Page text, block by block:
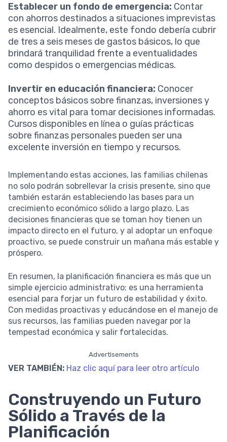
Establecer un fondo de emergencia: Contar
con ahorros destinados a situaciones imprevistas
es esencial. Idealmente, este fondo debería cubrir
de tres a seis meses de gastos básicos, lo que
brindará tranquilidad frente a eventualidades
como despidos o emergencias médicas.
Invertir en educación financiera: Conocer
conceptos básicos sobre finanzas, inversiones y
ahorro es vital para tomar decisiones informadas.
Cursos disponibles en línea o guías prácticas
sobre finanzas personales pueden ser una
excelente inversión en tiempo y recursos.
Implementando estas acciones, las familias chilenas
no solo podrán sobrellevar la crisis presente, sino que
también estarán estableciendo las bases para un
crecimiento económico sólido a largo plazo. Las
decisiones financieras que se toman hoy tienen un
impacto directo en el futuro, y al adoptar un enfoque
proactivo, se puede construir un mañana más estable y
próspero.
En resumen, la planificación financiera es más que un
simple ejercicio administrativo; es una herramienta
esencial para forjar un futuro de estabilidad y éxito.
Con medidas proactivas y educándose en el manejo de
sus recursos, las familias pueden navegar por la
tempestad económica y salir fortalecidas.
Advertisements
VER TAMBIÉN: Haz clic aquí para leer otro artículo
Construyendo un Futuro
Sólido a Través de la
Planificación